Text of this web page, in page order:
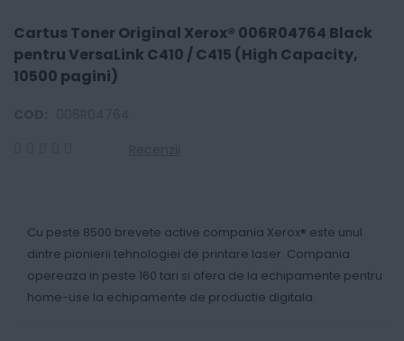
Cartus Toner Original Xerox® 006R04764 Black
pentru VersaLink C410 / C415 (High Capacity,
10500 pagini)
Cu peste 8500 brevete active compania Xerox® este unul
dintre pionierii tehnologiei de printare laser. Compania
opereaza in peste 160 tari si ofera de la echipamente pentru
home-use la echipamente de productie digitala.